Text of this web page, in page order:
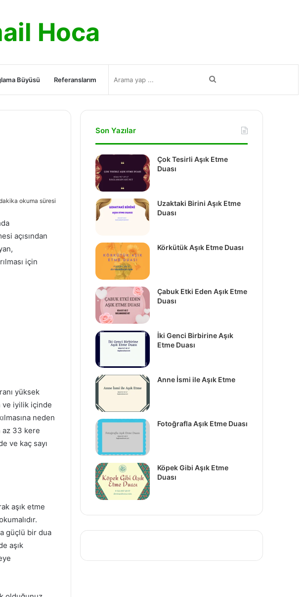
Hoca
Büyüsü Referanslarım Arama
yap
okuma süresi
açısından
için
yüksek
ve iyilik içinde
neden
az 33 kere
ve kaç sayı
aşık etme
güçlü bir dua
aşık
Son Yazılar
Çok Tesirli Aşık Etme
Duası
Uzaktaki Birini Aşık Etme
Duası
Körkütük Aşık Etme Duası
Çabuk Etki Eden Aşık Etme
Duası
İki Genci Birbirine Aşık
Etme Duası
Anne İsmi ile Aşık Etme
Fotoğrafla Aşık Etme Duası
Köpek Gibi Aşık Etme
Duası